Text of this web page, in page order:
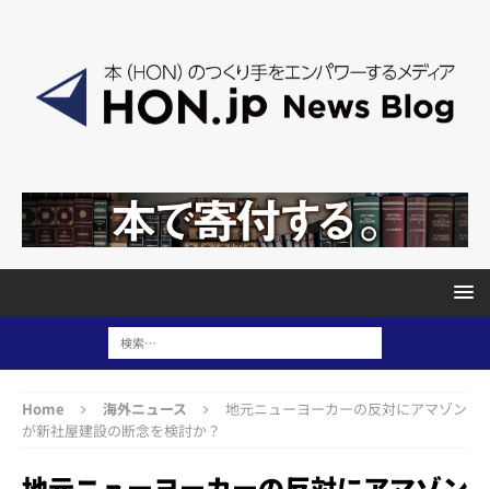
Home 海外ニュース
地元ニューヨーカーの反対にアマゾン
が新社屋建設の断念を検討か？